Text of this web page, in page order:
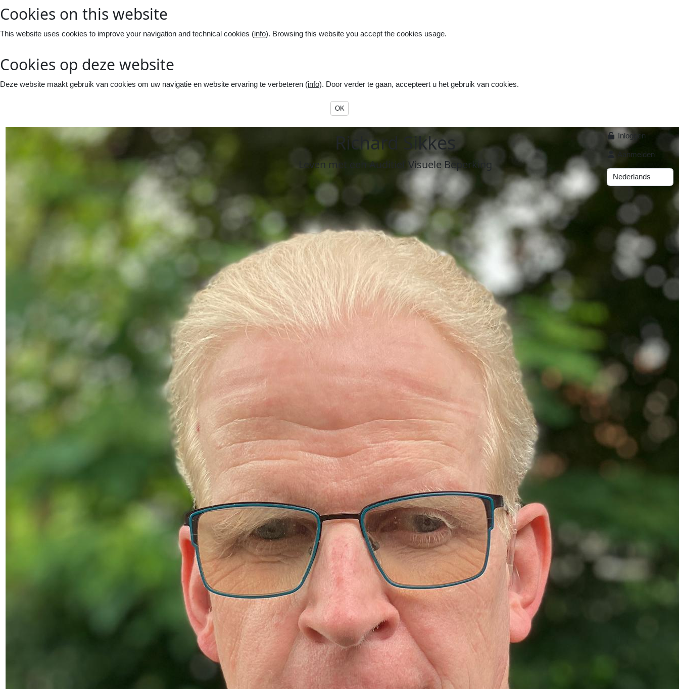
Cookies on this website
This website uses cookies to improve your navigation and technical cookies (info). Browsing this website you accept the cookies usage.
Cookies op deze website
Deze website maakt gebruik van cookies om uw navigatie en website ervaring te verbeteren (info). Door verder te gaan, accepteert u het gebruik van cookies.
OK
Richard ikkes
Leven met eenAuditief Visuele Beperking
Inloggen
Aanmelden